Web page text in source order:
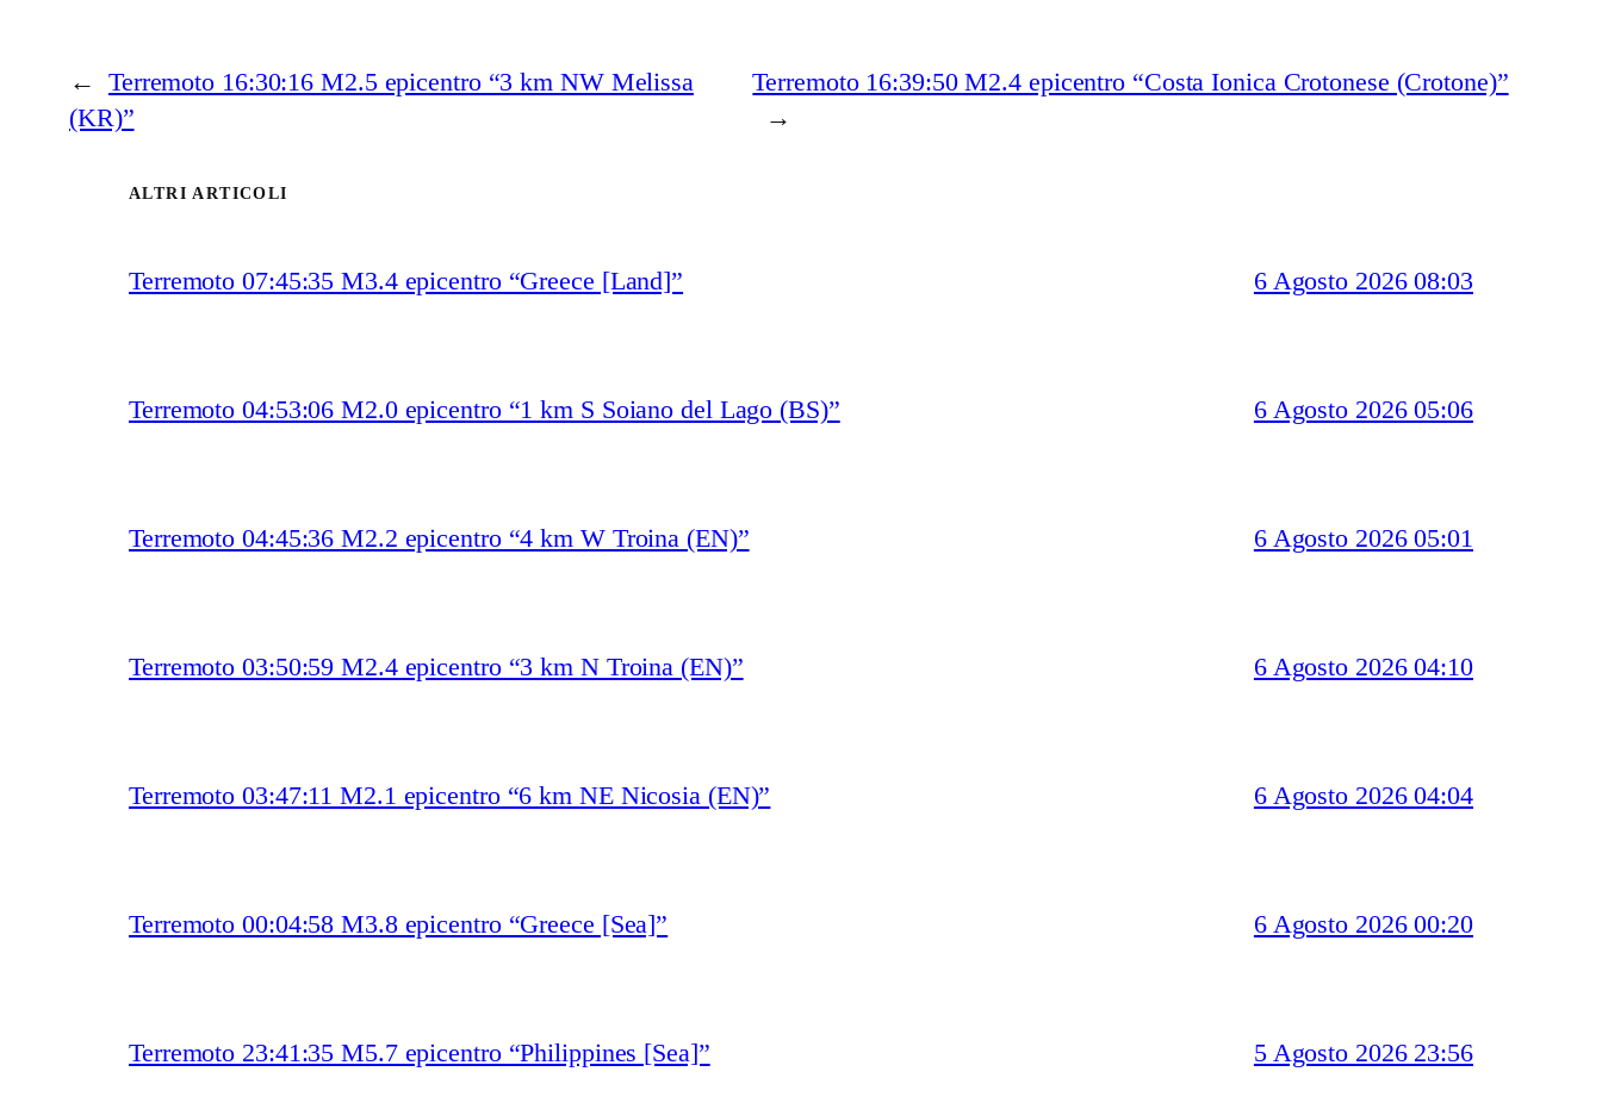
← Terremoto 16:30:16 M2.5 epicentro “3 km NW Melissa
(KR)”
Terremoto 16:39:50 M2.4 epicentro “Costa Ionica Crotonese (Crotone)”
→
ALTRI ARTICOLI
Terremoto 07:45:35 M3.4 epicentro “Greece [Land]” 6 Agosto 2026 08:03
Terremoto 04:53:06 M2.0 epicentro “1 km S Soiano del Lago (BS)” 6 Agosto 2026 05:06
Terremoto 04:45:36 M2.2 epicentro “4 km W Troina (EN)” 6 Agosto 2026 05:01
Terremoto 03:50:59 M2.4 epicentro “3 km N Troina (EN)” 6 Agosto 2026 04:10
Terremoto 03:47:11 M2.1 epicentro “6 km NE Nicosia (EN)” 6 Agosto 2026 04:04
Terremoto 00:04:58 M3.8 epicentro “Greece [Sea]” 6 Agosto 2026 00:20
Terremoto 23:41:35 M5.7 epicentro “Philippines [Sea]” 5 Agosto 2026 23:56